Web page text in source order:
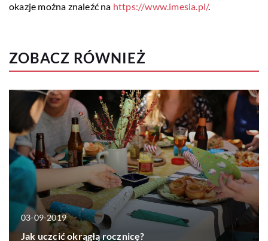
okazje można znaleźć na https://www.imesia.pl/.
ZOBACZ RÓWNIEŻ
03-09-2019
Jak uczcić okrągłą rocznicę?